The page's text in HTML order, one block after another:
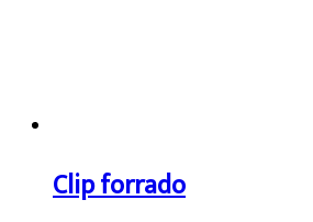
Clip forrado